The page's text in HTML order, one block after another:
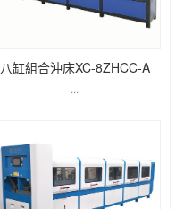
八缸組合沖床XC-8ZHCC-A
...